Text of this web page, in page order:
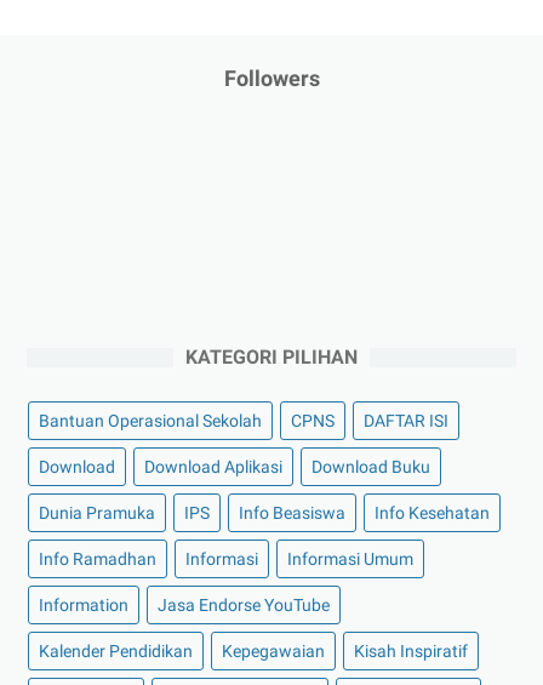
Followers
KATEGORI PILIHAN
Bantuan Operasional Sekolah CPNS DAFTAR ISI
Download Download Aplikasi Download Buku
Dunia Pramuka IPS Info Beasiswa Info Kesehatan
Info Ramadhan Informasi Informasi Umum
Information Jasa Endorse YouTube
Kalender Pendidikan Kepegawaian Kisah Inspiratif